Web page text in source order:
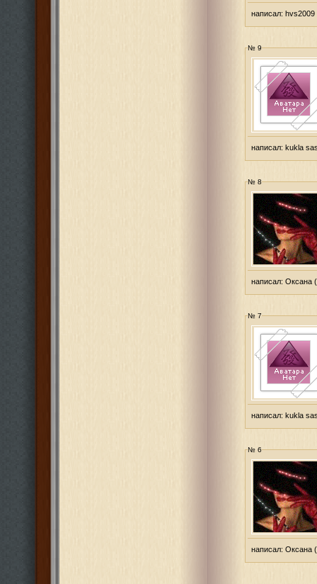
написал: hvs2009
№ 9
написал: kukla
№ 8
написал: Оксана
№ 7
написал: kukla
№ 6
написал: Оксана